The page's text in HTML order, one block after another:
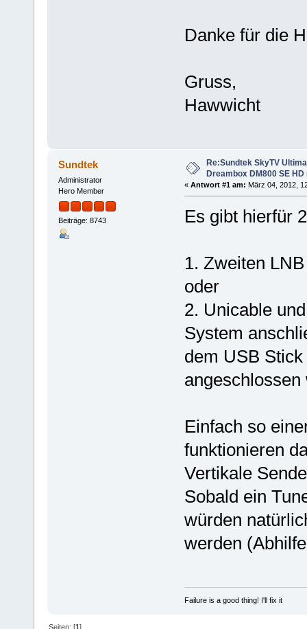
Danke für die
Gruss,
Hawwicht
Sundtek
Administrator
Hero Member
Beiträge: 8743
Re:Sundtek SkyTV
Dreambox DM800 SE HD
« Antwort #1 am: März 04, 2012,
Es gibt hierfür
1. Zweiten
oder
2. Unicable
System
dem USB
angeschlossen
Einfach so
funktionieren
Vertikale
Sobald ein
würden
werden
Failure is a good thing! I'll fix it
Seiten: [1]